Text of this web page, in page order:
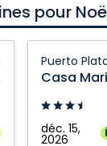
pour
déc. 15,
2026
Marina
Sosua
Trademark
by